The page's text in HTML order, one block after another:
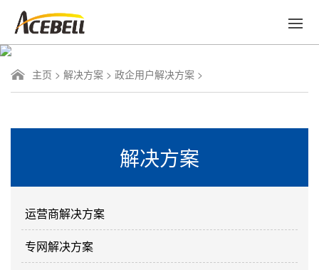
主页 > 解决方案 > 政企用户解决方案 >
解决方案
运营商解决方案
专网解决方案